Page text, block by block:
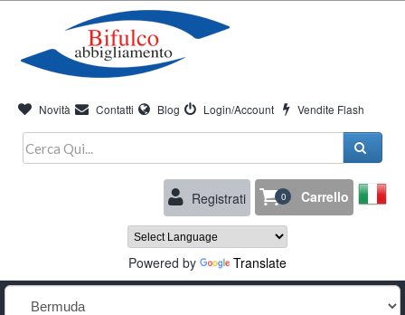
Novità Contatti Blog Login/Account Vendite Flash
Registrati 0 Carrello
Powered by Translate